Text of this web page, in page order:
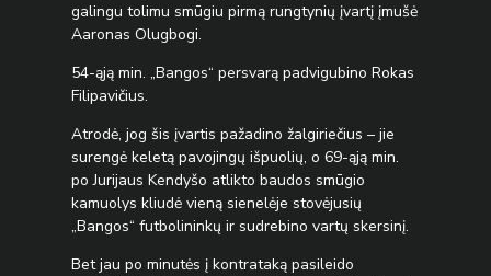
galingu tolimu smūgiu pirmą rungtynių įvartį įmušė
Aaronas Olugbogi.
54-ąją min. „Bangos“ persvarą padvigubino Rokas
Filipavičius.
Atrodė, jog šis įvartis pažadino žalgiriečius – jie
surengė keletą pavojingų išpuolių, o 69-ąją min.
po Jurijaus Kendyšo atlikto baudos smūgio
kamuolys kliudė vieną sienelėje stovėjusių
„Bangos“ futbolininkų ir sudrebino vartų skersinį.
Bet jau po minutės į kontrataką pasileido